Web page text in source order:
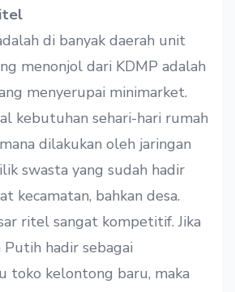
di banyak daerah unit
menonjol dari KDMP adalah
menyerupai minimarket.
kebutuhan sehari-hari rumah
dilakukan oleh jaringan
swasta yang sudah hadir
kecamatan, bahkan desa.
ritel sangat kompetitif. Jika
Putih hadir sebagai
toko kelontong baru, maka